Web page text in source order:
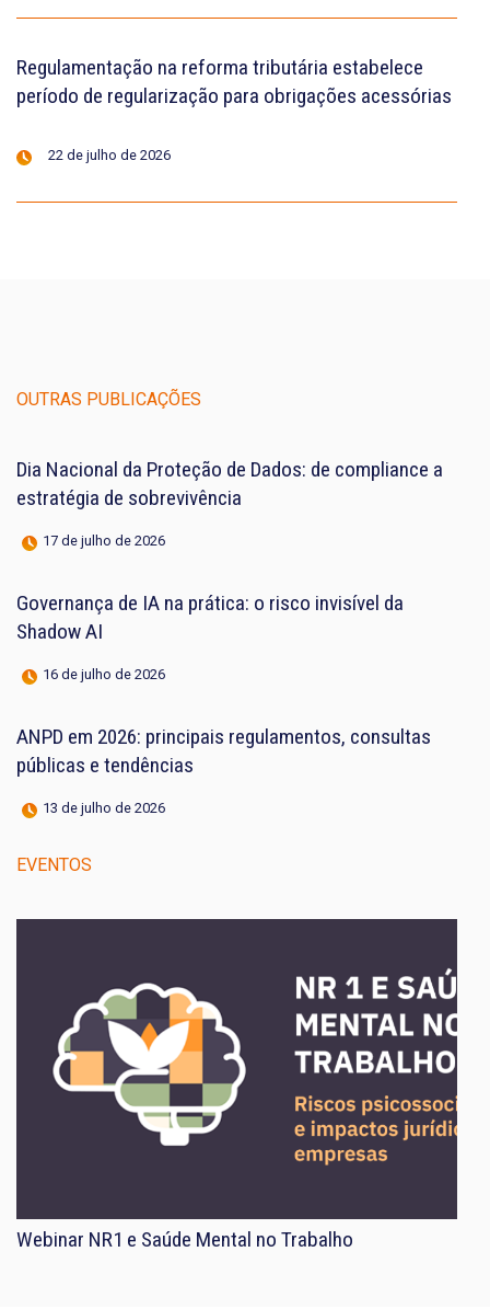
Regulamentação na reforma tributária estabelece
período de regularização para obrigações acessórias
22 de julho de 2026
OUTRAS PUBLICAÇÕES
Dia Nacional da Proteção de Dados: de compliance a
estratégia de sobrevivência
17 de julho de 2026
Governança de IA na prática: o risco invisível da
Shadow AI
16 de julho de 2026
ANPD em 2026: principais regulamentos, consultas
públicas e tendências
13 de julho de 2026
EVENTOS
Webinar NR1 e Saúde Mental no Trabalho